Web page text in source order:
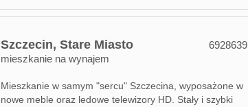
Szczecin, Stare Miasto
mieszkanie na wynajem
6928639
Mieszkanie w samym "sercu" Szczecina, wyposażone w
nowe meble oraz ledowe telewizory HD. Stały i szybki